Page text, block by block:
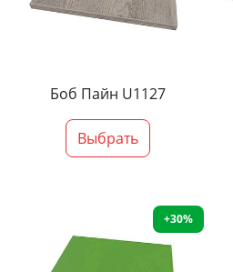
Боб Пайн U1127
Выбрать
+30%